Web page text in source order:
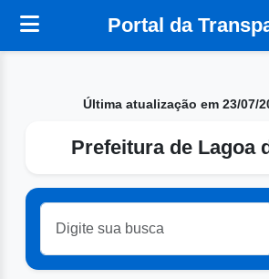
Portal da
Última atualização em 23/07/
Prefeitura de Lagoa